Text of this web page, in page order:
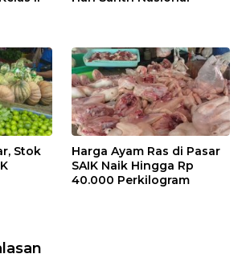
Stok
Harga Ayam Ras di Pasar
SAIK Naik Hingga Rp
40.000 Perkilogram